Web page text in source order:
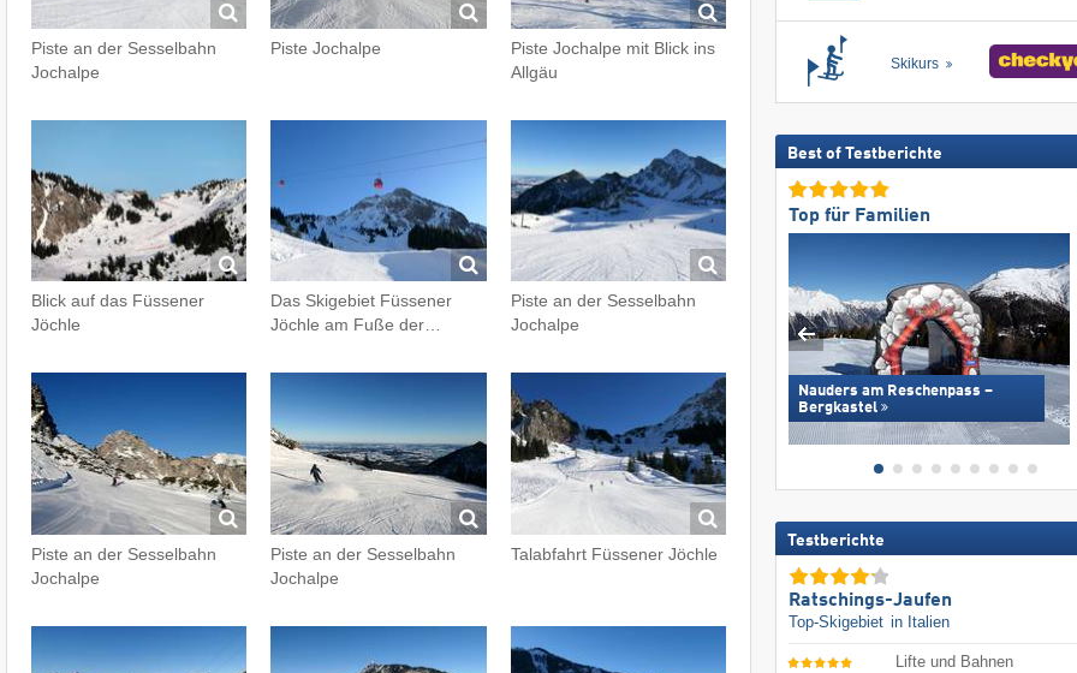
Piste an der Sesselbahn
Jochalpe
Piste Jochalpe
Piste Jochalpe mit Blick ins
Allgäu
Blick auf das Füssener
Jöchle
Das Skigebiet Füssener
Jöchle am Fuße der…
Piste an der Sesselbahn
Jochalpe
Piste an der Sesselbahn
Jochalpe
Piste an der Sesselbahn
Jochalpe
Talabfahrt Füssener Jöchle
Skikurs
Best of Testberichte
Top für Familien
Nauders am Reschenpass –
Bergkastel
Testberichte
Ratschings-Jaufen
Top-Skigebiet in Italien
Lifte und Bahnen